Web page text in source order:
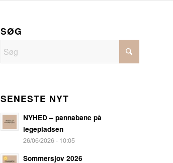
SØG
SENESTE NYT
NYHED – pannabane på
legepladsen
26/06/2026 - 10:05
Sommersjov 2026